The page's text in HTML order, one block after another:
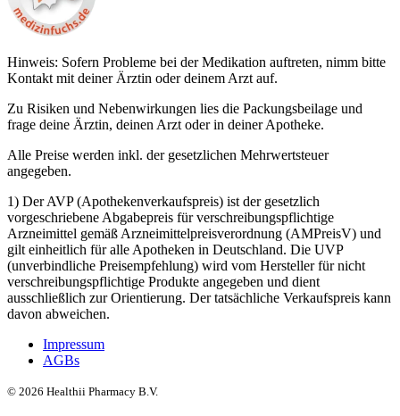
Hinweis: Sofern Probleme bei der Medikation auftreten, nimm bitte
Kontakt mit deiner Ärztin oder deinem Arzt auf.
Zu Risiken und Nebenwirkungen lies die Packungsbeilage und
frage deine Ärztin, deinen Arzt oder in deiner Apotheke.
Alle Preise werden inkl. der gesetzlichen Mehrwertsteuer
angegeben.
1) Der AVP (Apothekenverkaufspreis) ist der gesetzlich
vorgeschriebene Abgabepreis für verschreibungspflichtige
Arzneimittel gemäß Arzneimittelpreisverordnung (AMPreisV) und
gilt einheitlich für alle Apotheken in Deutschland. Die UVP
(unverbindliche Preisempfehlung) wird vom Hersteller für nicht
verschreibungspflichtige Produkte angegeben und dient
ausschließlich zur Orientierung. Der tatsächliche Verkaufspreis kann
davon abweichen.
Impressum
AGBs
© 2026 Healthii Pharmacy B.V.